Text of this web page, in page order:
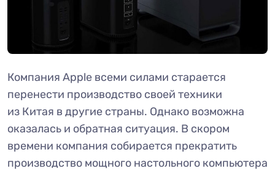
Компания Apple всеми силами старается
перенести производство своей техники
из Китая в другие страны. Однако возможна
оказалась и обратная ситуация. В скором
времени компания собирается прекратить
производство мощного настольного компьютера